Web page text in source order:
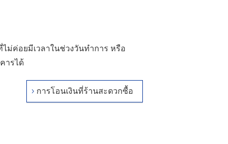
ม่ค่อยมีเวลาในช่วงวันทำการ หรือ
ารได้
การโอนเงินที่ร้านสะดวกซื้อ